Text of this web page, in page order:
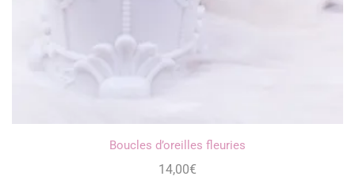
Boucles d’oreilles fleuries
14,00€